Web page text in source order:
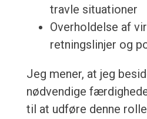
travle situationer
Overholdelse af
retningslinjer og
Jeg mener, at jeg
nødvendige
til at udføre denne